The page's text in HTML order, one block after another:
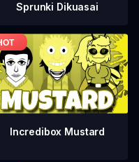
Sprunki Dikuasai
Incredibox Mustard